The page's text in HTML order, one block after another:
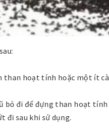
than hoạt tính hoặc một ít
bỏ đi để đựng than hoạt tính
đi sau khi sử dụng.